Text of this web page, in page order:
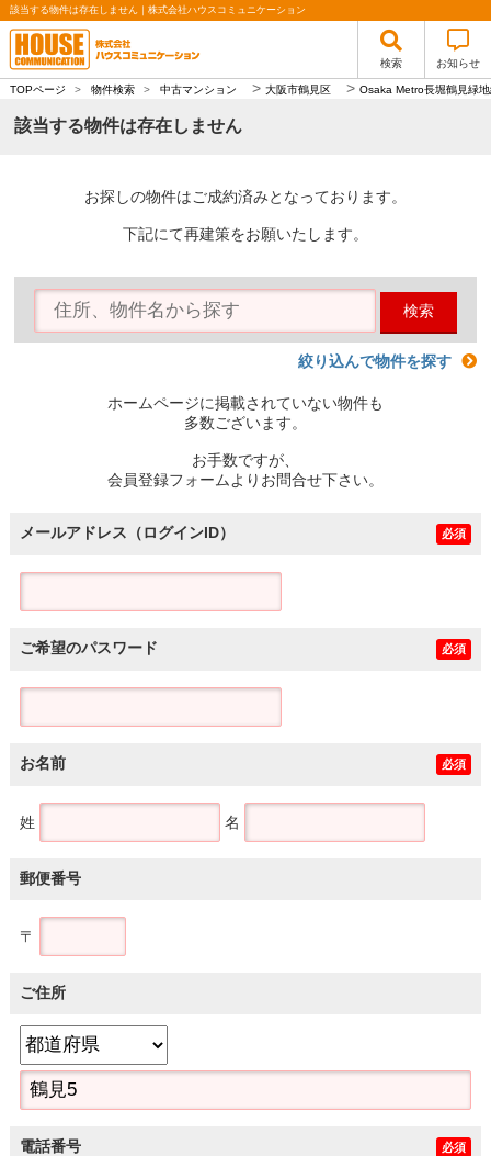
該当する物件は存在しません｜株式会社ハウスコミュニケーション
検索 お知らせ
TOPページ > 物件検索 > 中古マンション > 大阪市鶴見区 > Osaka Metro長堀鶴見緑
該当する物件は存在しません
お探しの物件はご成約済みとなっております。
下記にて再建策をお願いたします。
検索
絞り込んで物件を探す
ホームページに掲載されていない物件も
多数ございます。
お手数ですが、
会員登録フォームよりお問合せ下さい。
メールアドレス（ログインID） 必須
ご希望のパスワード 必須
お名前 必須
姓 名
郵便番号
〒
ご住所
電話番号 必須